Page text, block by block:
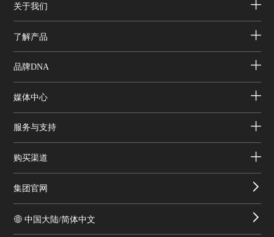
关于我们
了解产品
品牌DNA
媒体中心
服务与支持
购买渠道
集团官网
中国大陆/简体中文